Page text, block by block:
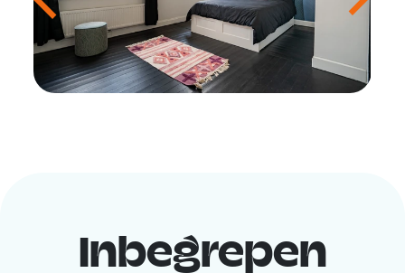
Inbegrepen